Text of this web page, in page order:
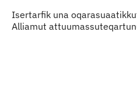
Isertarfik una
Alliamut